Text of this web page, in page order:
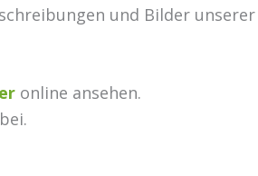
und Bilder
online ansehen.